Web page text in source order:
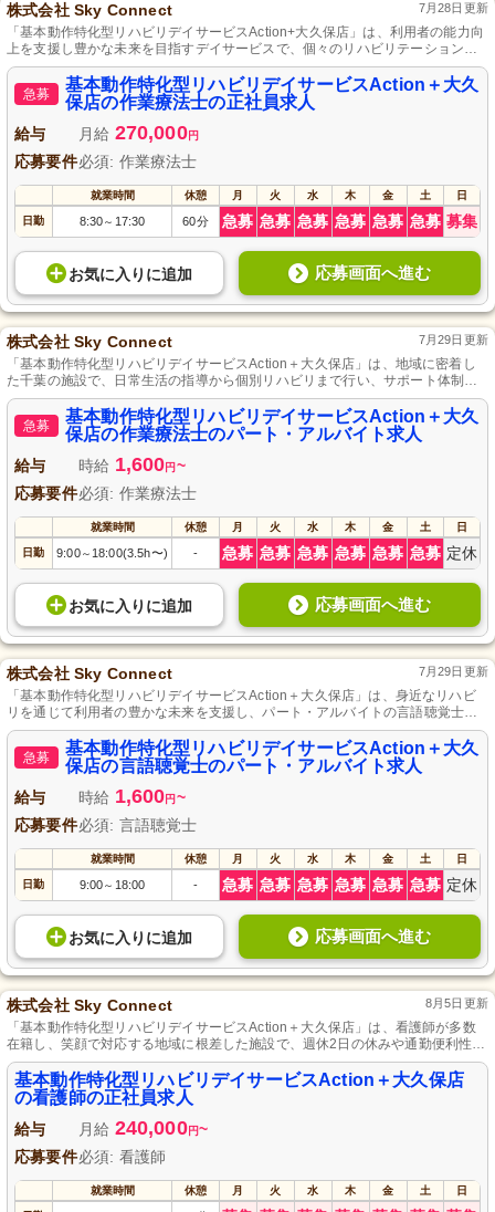
株式会社 Sky Connect 7月28日更新
「基本動作特化型リハビリデイサービスAction+大久保店」は、利用者の能力向
上を支援し豊かな未来を目指すデイサービスで、個々のリハビリテーションと
家庭との両立が可能です。
急募
基本動作特化型リハビリデイサービスAction＋大久
保店の作業療法士の正社員求人
給与 月給 270,000円
応募要件必須: 作業療法士
就業時間 休憩 月 火 水 木 金 土 日
日勤 8:30～ 17:30 60分 急募 急募 急募 急募 急募 急募 募集
お気に入り に追加 応募画面へ進む
株式会社 Sky Connect 7月29日更新
「基本動作特化型リハビリデイサービスAction＋大久保店」は、地域に密着し
た千葉の施設で、日常生活の指導から個別リハビリまで行い、サポート体制も
整っており、柔軟な働き方が可能です。
急募
基本動作特化型リハビリデイサービスAction＋大久
保店の作業療法士のパート・アルバイト求人
給与 時給 1,600円 ~
応募要件必須: 作業療法士
就業時間 休憩 月 火 水 木 金 土 日
日勤 9:00～ 18:00(3.5h〜) - 急募 急募 急募 急募 急募 急募 定休
お気に入り に追加 応募画面へ進む
株式会社 Sky Connect 7月29日更新
「基本動作特化型リハビリデイサービスAction＋大久保店」は、身近なリハビ
リを通じて利用者の豊かな未来を支援し、パート・アルバイトの言語聴覚士も
育児との両立が可能で、昇給や正社員登用の機会もあります。
急募
基本動作特化型リハビリデイサービスAction＋大久
保店の言語聴覚士のパート・アルバイト求人
給与 時給 1,600円 ~
応募要件必須: 言語聴覚士
就業時間 休憩 月 火 水 木 金 土 日
日勤 9:00～ 18:00 - 急募 急募 急募 急募 急募 急募 定休
お気に入り に追加 応募画面へ進む
株式会社 Sky Connect 8月5日更新
「基本動作特化型リハビリデイサービスAction＋大久保店」は、看護師が多数
在籍し、笑顔で対応する地域に根差した施設で、週休2日の休みや通勤便利性も
魅力です。
基本動作特化型リハビリデイサービスAction＋大久保店
の看護師の正社員求人
給与 月給 240,000円~
応募要件必須: 看護師
就業時間 休憩 月 火 水 木 金 土 日